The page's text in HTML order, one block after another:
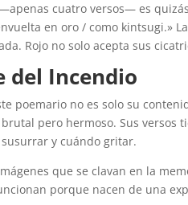
cuatro versos— es
en oro / como kintsugi.»
Rojo no solo acepta sus
del Incendio
poemario no es solo su
pero hermoso. Sus versos
y cuándo gritar.
que se clavan en la
porque nacen de una